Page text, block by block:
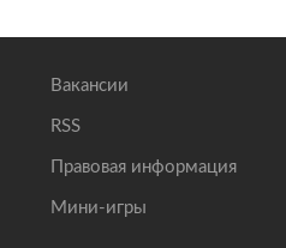
Вакансии
RSS
Правовая информация
Мини-игры